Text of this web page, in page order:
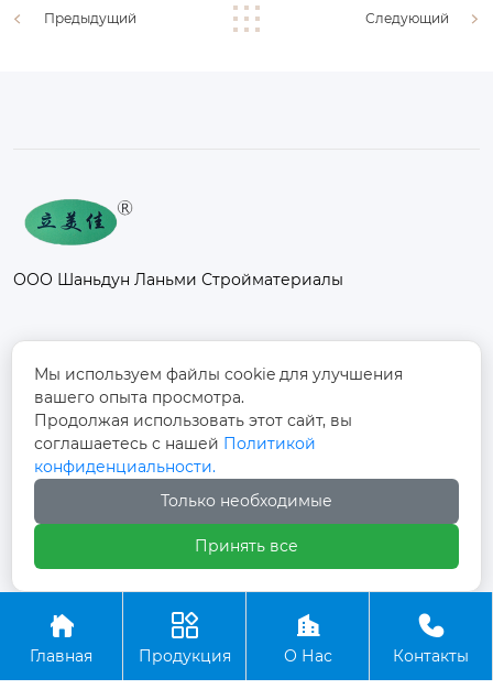
Предыдущий Следующий
ООО Шаньдун Ланьми Стройматериалы

Промышленный парк Фанси, к северу от
дороги Дуншоу, улица Фанси, поселок
Фанси, город Юйчэн, город Дэчжоу,
провинция Шаньдун
+86-13012997728
Авторское право©ООО Шаньдун Ланьми
Стройматериалы

Главная

Продукция

О Нас

Контакты
Мы используем файлы cookie для улучшения
вашего опыта просмотра.
Продолжая использовать этот сайт, вы
соглашаетесь с нашей Политикой
конфиденциальности.
Только необходимые
Принять все